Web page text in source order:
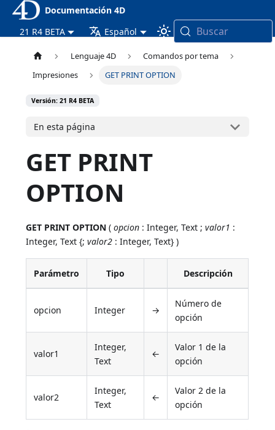
Documentación 4D
21 R4 BETA
Español Buscar
Lenguaje 4D
Comandos por tema
Impresiones
GET PRINT OPTION
Versión: 21 R4 BETA
En esta página
GET PRINT
OPTION
GET PRINT OPTION (opcion : Integer, Text ;valor1 :
Integer, Text {;valor2 : Integer, Text} )
Parámetro Tipo Descripción
opcion Integer →
Número de
opción
valor1
Integer,
Text
←
Valor 1 de la
opción
valor2
Integer,
Text
←
Valor 2 de la
opción